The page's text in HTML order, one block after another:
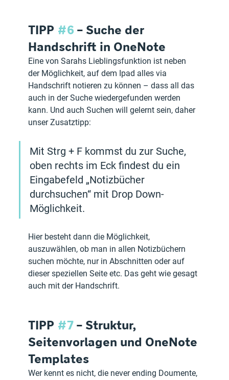
TIPP #6 – Suche der
Handschrift in OneNote
Eine von Sarahs Lieblingsfunktion ist neben
der Möglichkeit, auf dem Ipad alles via
Handschrift notieren zu können – dass all das
auch in der Suche wiedergefunden werden
kann. Und auch Suchen will gelernt sein, daher
unser Zusatztipp:
Mit Strg + F kommst du zur Suche,
oben rechts im Eck findest du ein
Eingabefeld „Notizbücher
durchsuchen“ mit Drop Down-
Möglichkeit.
Hier besteht dann die Möglichkeit,
auszuwählen, ob man in allen Notizbüchern
suchen möchte, nur in Abschnitten oder auf
dieser speziellen Seite etc. Das geht wie gesagt
auch mit der Handschrift.
TIPP #7 – Struktur,
Seitenvorlagen und OneNote
Templates
Wer kennt es nicht, die never ending Doumente,